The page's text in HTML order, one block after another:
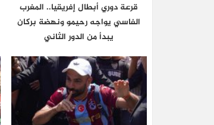
قرعة دوري أبطال إفريقيا.. المغرب
الفاسي يواجه رحيمو ونهضة بركان
يبدأ من الدور الثاني